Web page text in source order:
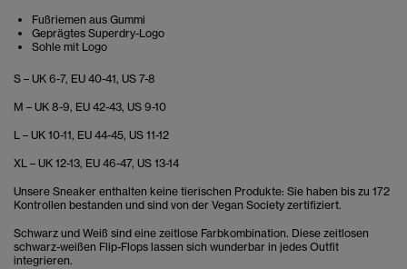
Fußriemen aus Gummi
Geprägtes Superdry-Logo
Sohle mit Logo
S – UK 6-7, EU 40-41, US 7-8
M – UK 8-9, EU 42-43, US 9-10
L – UK 10-11, EU 44-45, US 11-12
XL – UK 12-13, EU 46-47, US 13-14
Unsere Sneaker enthalten keine tierischen Produkte: Sie haben bis zu 172
Kontrollen bestanden und sind von der Vegan Society zertifiziert.
Schwarz und Weiß sind eine zeitlose Farbkombination. Diese zeitlosen
schwarz-weißen Flip-Flops lassen sich wunderbar in jedes Outfit
integrieren.